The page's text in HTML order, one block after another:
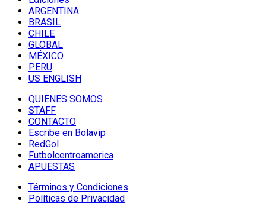
ARGENTINA
BRASIL
CHILE
GLOBAL
MÉXICO
PERU
US ENGLISH
QUIENES SOMOS
STAFF
CONTACTO
Escribe en Bolavip
RedGol
Futbolcentroamerica
APUESTAS
Términos y Condiciones
Políticas de Privacidad